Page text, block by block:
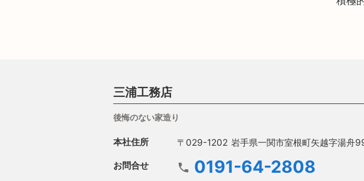
三浦工務店
後悔のない家造り
本社住所 〒029-1202 岩手県一関市室根町矢越字湯舟
お問合せ 0191-64-2808